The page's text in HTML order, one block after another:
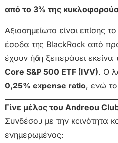
από το 3% της
Αξιοσημείωτο είναι επίσης
έσοδα της BlackRock από
έχουν ήδη ξεπεράσει εκείνα
Core S&P 500 ETF (IVV). Ο
0,25% expense ratio, ενώ το
Γίνε μέλος του Andreou
Συνδέσου με την κοινότητα
ενημερωμένος: